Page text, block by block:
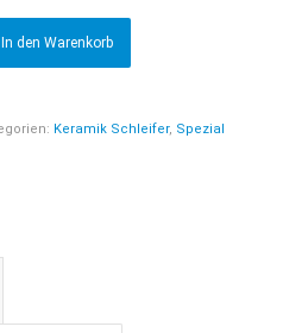
In den Warenkorb
Keramik Schleifer, Spezial